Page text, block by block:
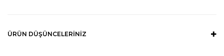
ÜRÜN DÜŞÜNCELERINIZ